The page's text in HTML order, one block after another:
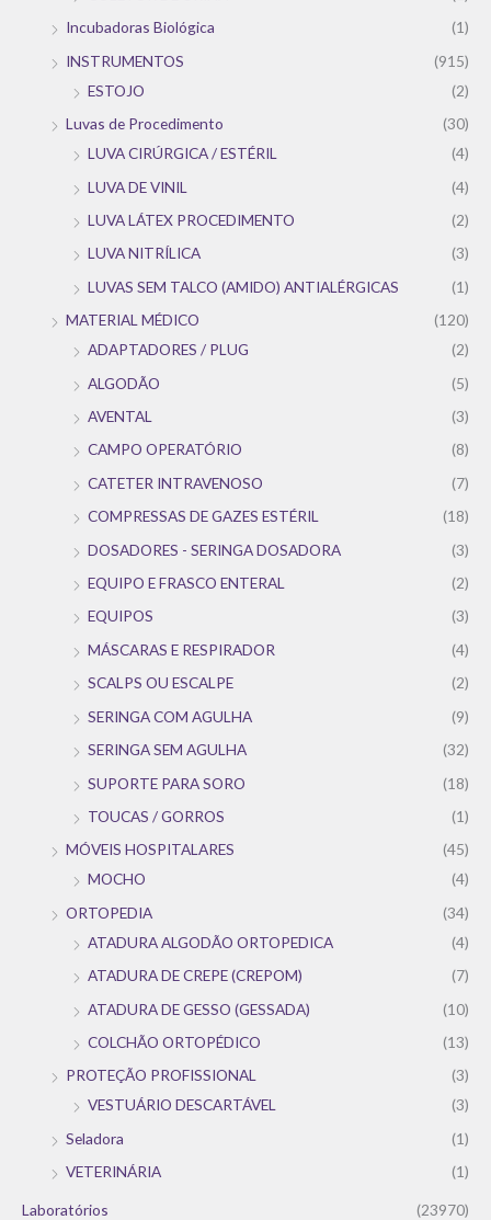
Incubadoras Biológica
(1)
INSTRUMENTOS
(915)
ESTOJO
(2)
Luvas de Procedimento
(30)
LUVA CIRÚRGICA / ESTÉRIL
(4)
LUVA DE VINIL
(4)
LUVA LÁTEX PROCEDIMENTO
(2)
LUVA NITRÍLICA
(3)
LUVAS SEM TALCO (AMIDO) ANTIALÉRGICAS
(1)
MATERIAL MÉDICO
(120)
ADAPTADORES / PLUG
(2)
ALGODÃO
(5)
AVENTAL
(3)
CAMPO OPERATÓRIO
(8)
CATETER INTRAVENOSO
(7)
COMPRESSAS DE GAZES ESTÉRIL
(18)
DOSADORES - SERINGA DOSADORA
(3)
EQUIPO E FRASCO ENTERAL
(2)
EQUIPOS
(3)
MÁSCARAS E RESPIRADOR
(4)
SCALPS OU ESCALPE
(2)
SERINGA COM AGULHA
(9)
SERINGA SEM AGULHA
(32)
SUPORTE PARA SORO
(18)
TOUCAS / GORROS
(1)
MÓVEIS HOSPITALARES
(45)
MOCHO
(4)
ORTOPEDIA
(34)
ATADURA ALGODÃO ORTOPEDICA
(4)
ATADURA DE CREPE (CREPOM)
(7)
ATADURA DE GESSO (GESSADA)
(10)
COLCHÃO ORTOPÉDICO
(13)
PROTEÇÃO PROFISSIONAL
(3)
VESTUÁRIO DESCARTÁVEL
(3)
Seladora
(1)
VETERINÁRIA
(1)
Laboratórios (23970)